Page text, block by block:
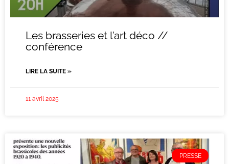
Les brasseries et l’art déco //
conférence
LIRE LA SUITE »
11 avril 2025
PRESSE